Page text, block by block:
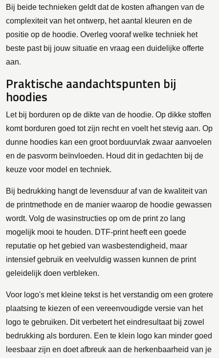
Bij beide technieken geldt dat de kosten afhangen van de
complexiteit van het ontwerp, het aantal kleuren en de
positie op de hoodie. Overleg vooraf welke techniek het
beste past bij jouw situatie en vraag een duidelijke offerte
aan.
Praktische aandachtspunten bij
hoodies
Let bij borduren op de dikte van de hoodie. Op dikke stoffen
komt borduren goed tot zijn recht en voelt het stevig aan. Op
dunne hoodies kan een groot borduurvlak zwaar aanvoelen
en de pasvorm beïnvloeden. Houd dit in gedachten bij de
keuze voor model en techniek.
Bij bedrukking hangt de levensduur af van de kwaliteit van
de printmethode en de manier waarop de hoodie gewassen
wordt. Volg de wasinstructies op om de print zo lang
mogelijk mooi te houden. DTF-print heeft een goede
reputatie op het gebied van wasbestendigheid, maar
intensief gebruik en veelvuldig wassen kunnen de print
geleidelijk doen verbleken.
Voor logo's met kleine tekst is het verstandig om een grotere
plaatsing te kiezen of een vereenvoudigde versie van het
logo te gebruiken. Dit verbetert het eindresultaat bij zowel
bedrukking als borduren. Een te klein logo kan minder goed
leesbaar zijn en doet afbreuk aan de herkenbaarheid van je